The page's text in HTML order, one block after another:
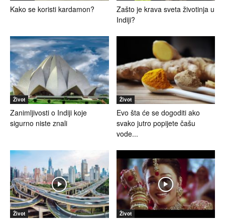
Kako se koristi kardamon?
Zašto je krava sveta životinja u
Indiji?
Život
Zanimljivosti o Indiji koje
sigurno niste znali
Život
Evo šta će se dogoditi ako
svako jutro popijete čašu
vode...
Život Život